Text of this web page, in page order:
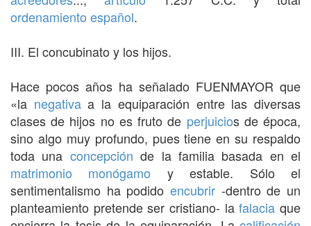
ordenamiento español.
III. El concubinato y los hijos.
Hace pocos años ha señalado FUENMAYOR que
«la negativaa la equiparación entre las diversas
clases de hijos no es fruto de perjuicios de época,
sino algo muy profundo, pues tiene en su respaldo
toda una concepción de la familia basada en el
matrimonio
monógamo y estable. Sólo el
sentimentalismo ha podido encubrir -dentro de un
planteamiento pretende ser cristiano- lafalacia que